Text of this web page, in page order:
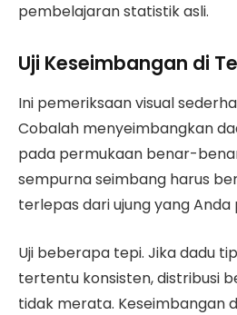
pembelajaran statistik asli.
Uji Keseimbangan di
Ini pemeriksaan visual
Cobalah menyeimbangkan
pada permukaan benar-
sempurna seimbang harus
terlepas dari ujung yang Anda
Uji beberapa tepi. Jika dadu
tertentu konsisten, distribusi
tidak merata. Keseimbangan